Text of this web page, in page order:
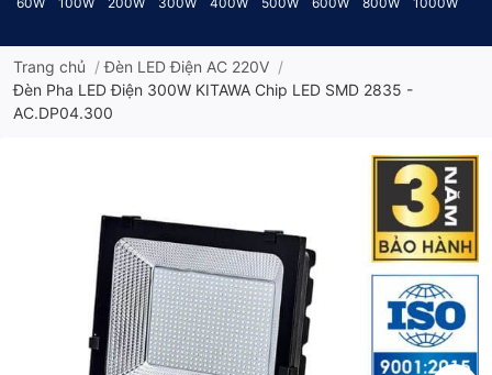
Trang chủ /Đèn LED Điện AC 220V /
Đèn Pha LED Điện 300W KITAWA Chip LED SMD 2835 -
AC.DP04.300